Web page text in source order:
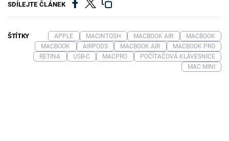
SDÍLEJTE ČLÁNEK
ŠTÍTKY APPLE MACINTOSH MACBOOK AIR
MACBOOK
MACBOOK
AIRPODS MACBOOK AIR
MACBOOK PRO
RETINA
USB-C MACPRO
POČÍTAČOVÁ KLÁVESNICE
MAC MINI